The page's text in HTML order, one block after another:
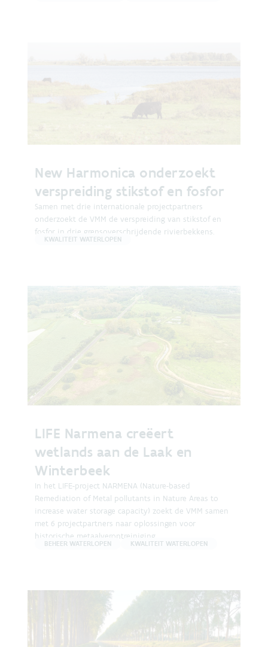
New Harmonica onderzoekt
verspreiding stikstof en fosfor
Samen met drie internationale projectpartners
onderzoekt de VMM de verspreiding van stikstof en
fosfor in drie grensoverschrijdende rivierbekkens.
KWALITEIT WATERLOPEN
LIFE Narmena creëert
wetlands aan de Laak en
Winterbeek
In het LIFE-project NARMENA (Nature-based
Remediation of Metal pollutants in Nature Areas to
increase water storage capacity) zoekt de VMM samen
met 6 projectpartners naar oplossingen voor
historische metaalverontreiniging.
BEHEER WATERLOPEN KWALITEIT WATERLOPEN